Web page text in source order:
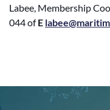
Labee, Membership
044 ofE